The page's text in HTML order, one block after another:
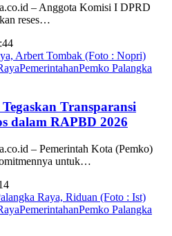
– Anggota Komisi I DPRD
reses…
PemerintahanPemko Palangka
Transparansi
dalam RAPBD 2026
– Pemerintah Kota (Pemko)
untuk…
PemerintahanPemko Palangka